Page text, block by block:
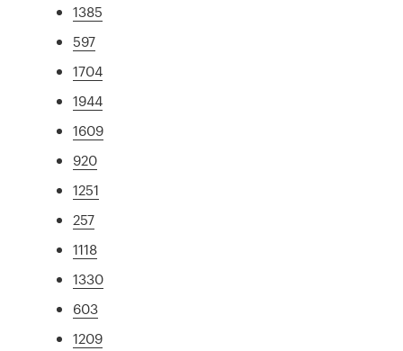
1385
597
1704
1944
1609
920
1251
257
1118
1330
603
1209